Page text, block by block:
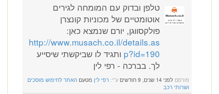
טלפן ובדוק עם המומחה לגירים
אוטומטיים של מכוניות קונצרן
פולקסווגן, יורם שנמצא כאן:
http://www.musach.co.il/details.as
p?id=190 ותגיד לו שביקשתי שיסייע
לך. בברכה - רפי לין
פורסם לפני 14 שנים, 9 חודשים ע"י: רפי לין מטעם האתר לחיפוש מוסכים
ושרותי רכב